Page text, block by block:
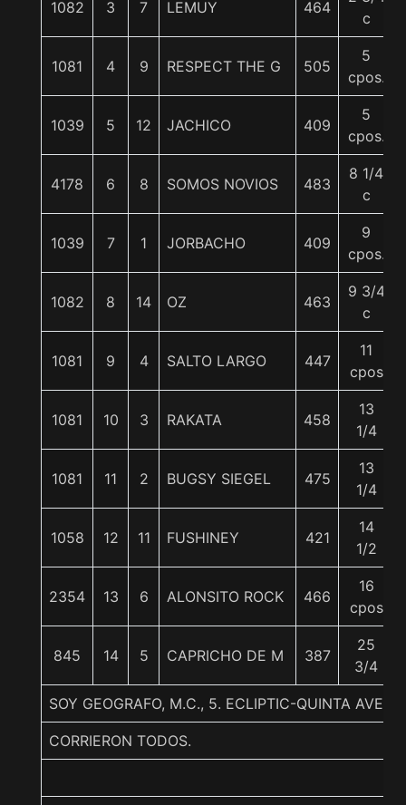
1082 3 7 LEMUY 464
c
1081 4 9 RESPECT THE G 505
5
cpos.
1039 5 12 JACHICO 409
5
cpos.
4178 6 8 SOMOS NOVIOS 483
8 1/4
c
1039 7 1 JORBACHO 409
9
cpos.
1082 8 14 OZ 463
9 3/4
c
1081 9 4 SALTO LARGO 447
11
cpos
1081 10 3 RAKATA 458
13
1/4
1081 11 2 BUGSY SIEGEL 475
13
1/4
1058 12 11 FUSHINEY 421
14
1/2
2354 13 6 ALONSITO ROCK 466
16
cpos
845 14 5 CAPRICHO DE M 387
25
3/4
SOY GEOGRAFO, M.C., 5. ECLIPTIC-QUINTA
CORRIERON TODOS.